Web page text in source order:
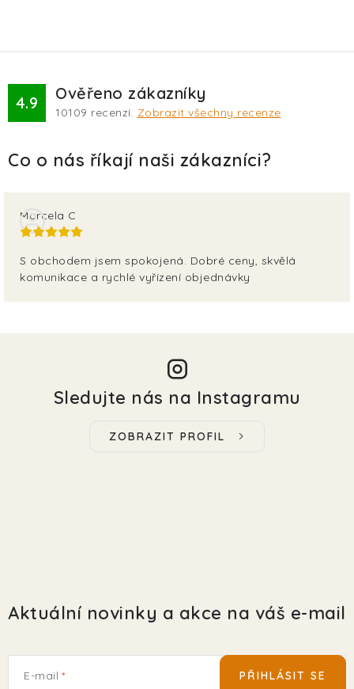
4.9 Ověřeno zákazníky
10109 recenzí. Zobrazit všechny recenze
Marcela C
S obchodem jsem spokojená. Dobré ceny, skvělá
komunikace a rychlé vyřízení objednávky
Sledujte nás na Instagramu
ZOBRAZIT PROFIL
Aktuální novinky a akce na váš e-mail
E-mail PŘIHLÁSIT SE